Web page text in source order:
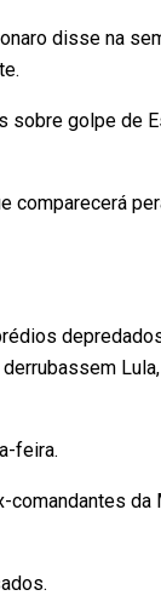
disse na
sobre golpe de
comparecerá
feira.
da